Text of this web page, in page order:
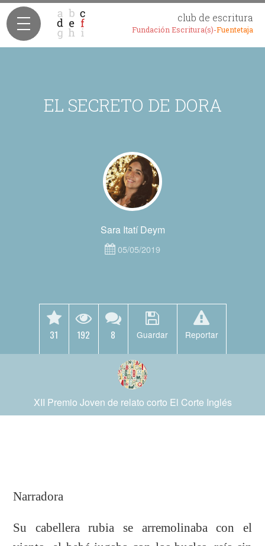
club de escritura
Fundación Escritura(s)-Fuentetaja
EL SECRETO DE DORA
Sara Itatí Deym
05/05/2019
31 192 8 Guardar Reportar
XII Premio Joven de relato corto El Corte Inglés
Narradora
Su cabellera rubia se arremolinaba con el